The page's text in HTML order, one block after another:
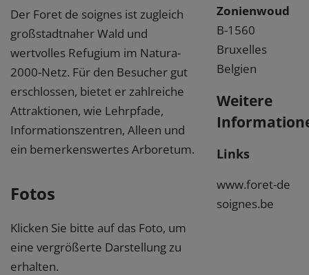
Der Foret de soignes ist zugleich
großstadtnaher Wald und
wertvolles Refugium im Natura-
2000-Netz. Für den Besucher gut
erschlossen, bietet er zahlreiche
Attraktionen, wie Lehrpfade,
Informationszentren, Alleen und
ein bemerkenswertes Arboretum.
Fotos
Klicken Sie bitte auf das Foto, um
eine vergrößerte Darstellung zu
erhalten.
Zonienwoud
B-1560
Bruxelles
Belgien
Weitere
Links
www.foret-de
soignes.be